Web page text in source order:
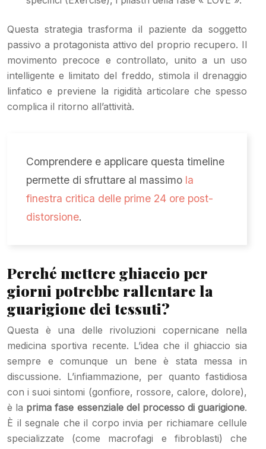
Questa strategia trasforma il paziente da soggetto
passivo a protagonista attivo del proprio recupero. Il
movimento precoce e controllato, unito a un uso
intelligente e limitato del freddo, stimola il drenaggio
linfatico e previene la rigidità articolare che spesso
complica il ritorno all’attività.
Comprendere e applicare questa timeline
permette di sfruttare al massimo la
finestra critica delle prime 24 ore post-
distorsione.
Perché mettere ghiaccio per
giorni potrebbe rallentare la
guarigione dei tessuti?
Questa è una delle rivoluzioni copernicane nella
medicina sportiva recente. L’idea che il ghiaccio sia
sempre e comunque un bene è stata messa in
discussione. L’infiammazione, per quanto fastidiosa
con i suoi sintomi (gonfiore, rossore, calore, dolore),
è la prima fase essenziale del processo di guarigione.
È il segnale che il corpo invia per richiamare cellule
specializzate (come macrofagi e fibroblasti) che